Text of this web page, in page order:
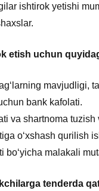
ishtirok yetishi
etish uchun
mavjudligi,
bank kafolati.
va shartnoma tuzish
oʻxshash qurilish
boʻyicha malakali
tenderda